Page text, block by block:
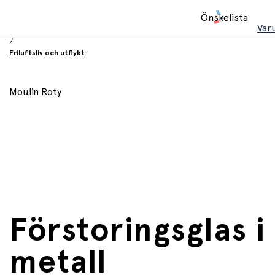
Önskelista
/
Friluftsliv och utflykt
Moulin Roty
Förstoringsglas i
metall